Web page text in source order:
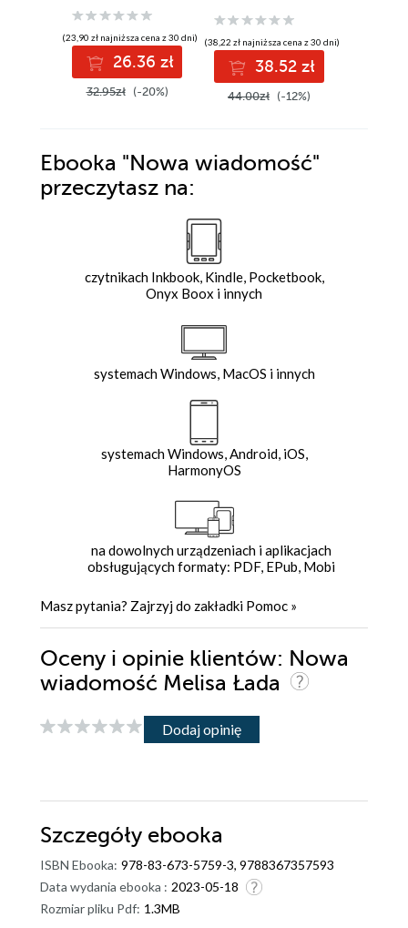
(23,90 zł najniższa cena z 30 dni)
26.36 zł
32.95zł (-20%)
(38,22 zł najniższa cena z 30 dni)
38.52 zł
44.00zł (-12%)
Ebooka "Nowa wiadomość"
przeczytasz na:
czytnikach Inkbook, Kindle, Pocketbook,
Onyx Boox i innych
systemach Windows, MacOS i innych
systemach Windows, Android, iOS,
HarmonyOS
na dowolnych urządzeniach i aplikacjach
obsługujących formaty: PDF, EPub, Mobi
Masz pytania? Zajrzyj do zakładki Pomoc »
Oceny i opinie klientów: Nowa
wiadomość Melisa Łada
Dodaj opinię
Szczegóły ebooka
ISBN Ebooka: 978-83-673-5759-3, 9788367357593
Data wydania ebooka : 2023-05-18
Rozmiar pliku Pdf: 1.3MB